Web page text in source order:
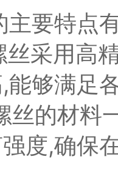
主要特点
丝采用高
能够满足
丝的材料
度,确保